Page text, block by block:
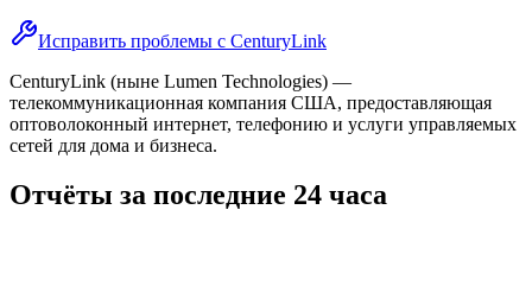
Исправить проблемы с CenturyLink
CenturyLink (ныне Lumen Technologies) —
телекоммуникационная компания США, предоставляющая
оптоволоконный интернет, телефонию и услуги управляемых
сетей для дома и бизнеса.
Отчёты за последние 24 часа